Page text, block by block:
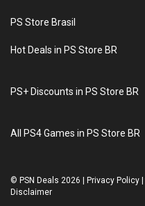
PS Store Brasil
Hot Deals in PS Store BR
PS+ Discounts in PS Store BR
All PS4 Games in PS Store BR
© PSN Deals 2026 Privacy Policy
Disclaimer